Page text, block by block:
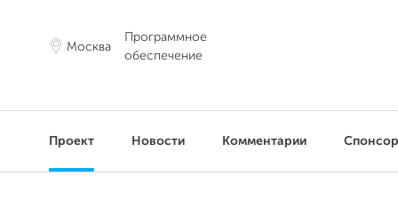
Москва
Программное
обеспечение
Проект Новости Комментарии